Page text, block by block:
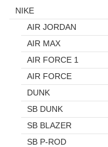
NIKE
AIR JORDAN
AIR MAX
AIR FORCE 1
AIR FORCE
DUNK
SB DUNK
SB BLAZER
SB P-ROD